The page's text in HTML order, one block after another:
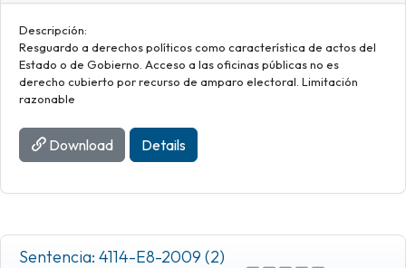
Descripción:
Resguardo a derechos políticos como característica de actos del
Estado o de Gobierno. Acceso a las oficinas públicas no es
derecho cubierto por recurso de amparo electoral. Limitación
razonable
Download Details
Sentencia: 4114-E8-2009 (2)